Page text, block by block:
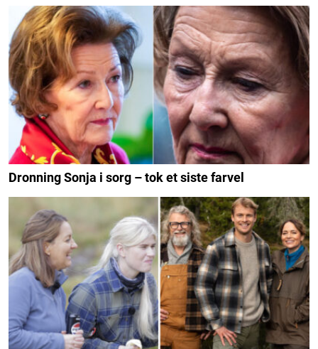
Dronning Sonja i sorg – tok et siste farvel